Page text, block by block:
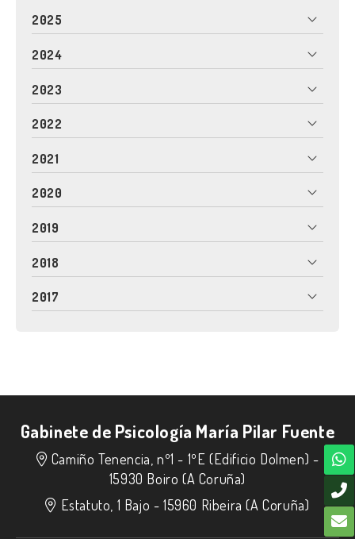
2025
2024
2023
2022
2021
2020
2019
2018
2017
Gabinete de Psicología María Pilar Fuente
Camiño Tenencia, nº1 - 1ºE (Edificio Dolmen) -
15930 Boiro (A Coruña)
Estatuto, 1 Bajo -15960 Ribeira (A Coruña)